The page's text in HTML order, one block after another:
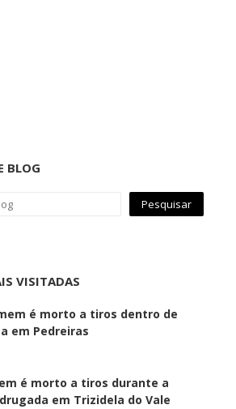
BLOG
VISITADAS
é morto a tiros dentro de
em Pedreiras
é morto a tiros durante a
em Trizidela do Vale